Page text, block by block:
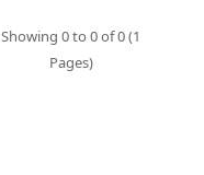
Showing 0 to 0 of 0 (1
Pages)